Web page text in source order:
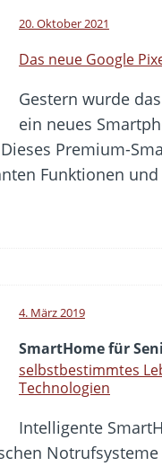
20. Oktober 2021
Das neue Google
Gestern wurde
ein neues
Premium-
Funktionen
4. März 2019
SmartHome für
selbstbestimmtes
Technologien
Intelligente